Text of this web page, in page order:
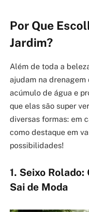
Por Que
Jardim?
Além de toda a
ajudam na drenagem
acúmulo de água e
que elas são super
diversas formas: em
como destaque em
possibilidades!
1. Seixo
Sai de Moda